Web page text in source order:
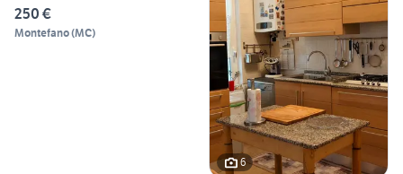
250 €
Montefano(MC)
6